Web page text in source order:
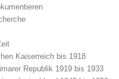
Kaiserreich bis 1918
Republik 1919 bis 1933